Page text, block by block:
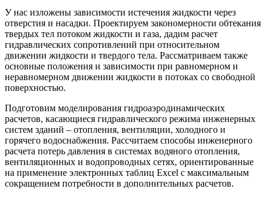
У нас изложены зависимости истечения жидкости через
отверстия и насадки. Проектируем закономерности обтекания
твердых тел потоком жидкости и газа, дадим расчет
гидравлических сопротивлений при относительном
движении жидкости и твердого тела. Рассматриваем также
основные положения и зависимости при равномерном и
неравномерном движении жидкости в потоках со свободной
поверхностью.
Подготовим моделирования гидроаэродинамических
расчетов, касающиеся гидравлического режима инженерных
систем зданий – отопления, вентиляции, холодного и
горячего водоснабжения. Рассчитаем способы инженерного
расчета потерь давления в системах водяного отопления,
вентиляционных и водопроводных сетях, ориентированные
на применение электронных таблиц Excel с максимальным
сокращением потребности в дополнительных расчетов.